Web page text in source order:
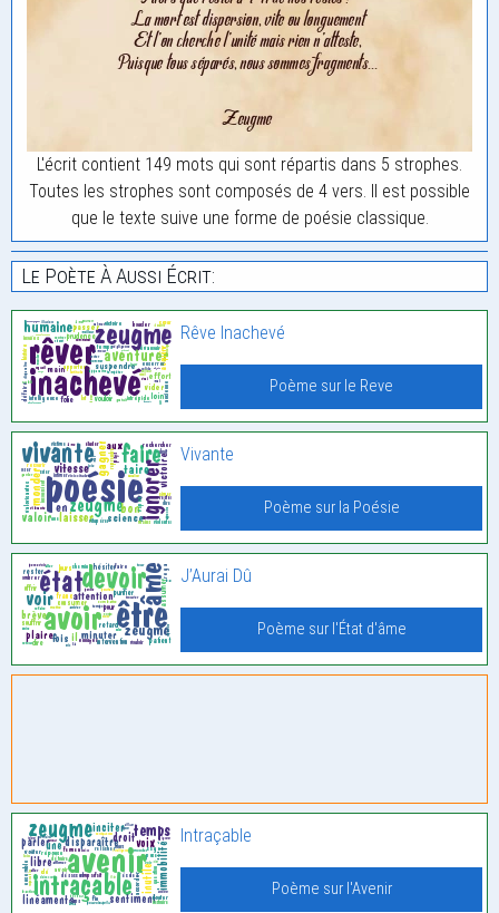
L'écrit contient 149 mots qui sont répartis dans 5 strophes.
Toutes les strophes sont composés de 4 vers. Il est possible
que le texte suive une forme de poésie classique.
Le Poète À Aussi Écrit:
Rêve Inachevé
Poème sur le Reve
Vivante
Poème sur la Poésie
J’Aurai Dû
Poème sur l'État d'âme
Intraçable
Poème sur l'Avenir